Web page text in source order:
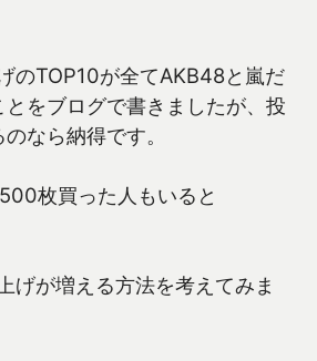
のTOP10が全てAKB48と嵐だ
をブログで書きましたが、投
なら納得です。
枚買った人もいると
げが増える方法を考えてみま